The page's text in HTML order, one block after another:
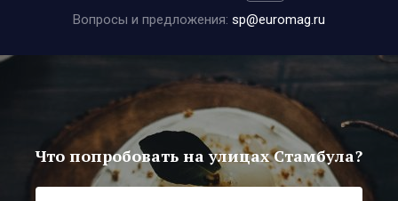
Вопросы и предложения: sp@euromag.ru
Что попробовать на улицах Стамбула?